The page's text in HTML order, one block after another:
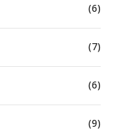
(6)
(7)
(6)
(9)